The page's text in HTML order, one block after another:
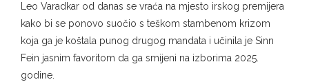
Leo Varadkar od danas se vraća na mjesto irskog premijera
kako bi se ponovo suočio s teškom stambenom krizom
koja ga je koštala punog drugog mandata i učinila je Sinn
Fein jasnim favoritom da ga smijeni na izborima 2025.
godine.